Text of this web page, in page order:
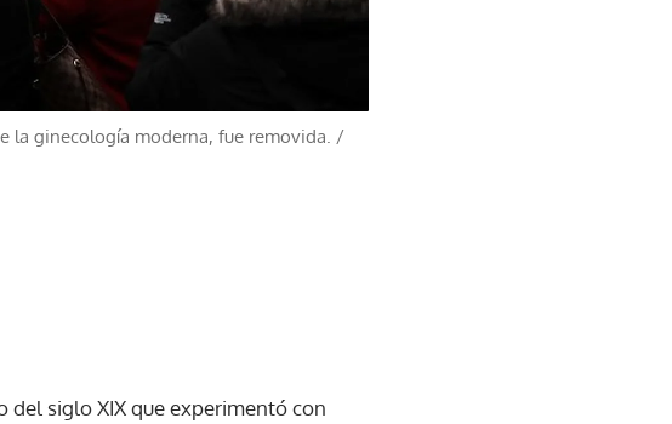
la ginecología moderna, fue removida. /
del siglo XIX que experimentó con